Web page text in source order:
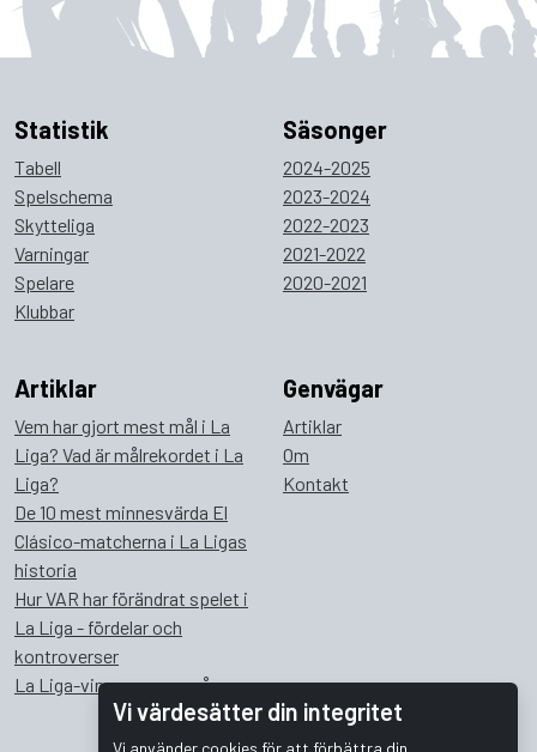
Vi värdesätter din integritet
Vi använder cookies för att förbättra din
Statistik
Tabell
Spelschema
Skytteliga
Varningar
Spelare
Klubbar
Säsonger
2024-2025
2023-2024
2022-2023
2021-2022
2020-2021
Artiklar
Vem har gjort mest mål i La
Liga? Vad är målrekordet i La
Liga?
De 10 mest minnesvärda El
Clásico-matcherna i La Ligas
historia
Hur VAR har förändrat spelet i
La Liga - fördelar och
kontroverser
La Liga-vinnare genom åren
Genvägar
Artiklar
Om
Kontakt